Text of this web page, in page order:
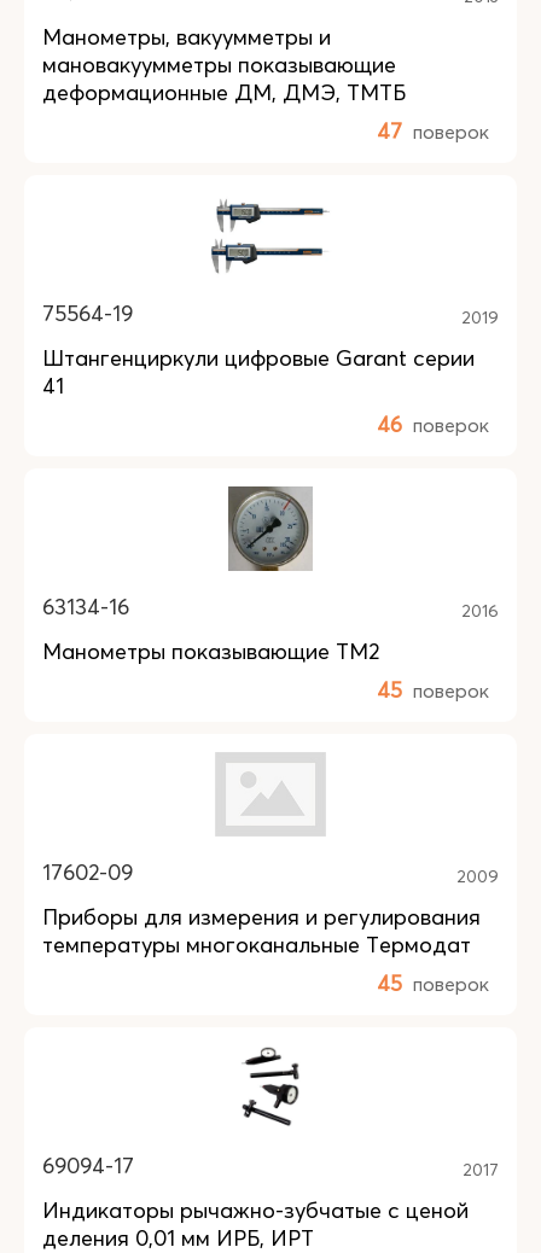
Манометры, вакуумметры и
мановакуумметры показывающие
деформационные ДМ, ДМЭ, ТМТБ
47 поверок
75564-19 2019
Штангенциркули цифровые Garant серии
41
46 поверок
63134-16 2016
Манометры показывающие ТМ2
45 поверок
17602-09 2009
Приборы для измерения и регулирования
температуры многоканальные Термодат
45 поверок
69094-17 2017
Индикаторы рычажно-зубчатые с ценой
деления 0,01 мм ИРБ, ИРТ